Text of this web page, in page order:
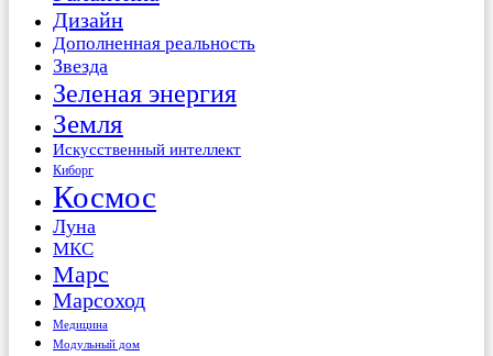
Дизайн
Дополненная реальность
Звезда
Зеленая энергия
Земля
Искусственный интеллект
Киборг
Космос
Луна
МКС
Марс
Марсоход
Медицина
Модульный дом